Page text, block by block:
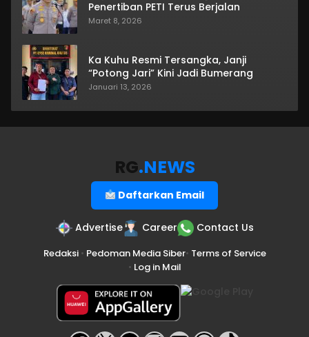
Penertiban PETI Terus Berjalan
Maret 8, 2026
Ka Kuhu Resmi Tersangka, Janji
“Potong Jari” Kini Jadi Bumerang
Januari 13, 2026
RG.NEWS
Daftarkan Email
Advertise Career Contact Us
Redaksi• Pedoman Media Siber• Terms of Service
• Log in Mail